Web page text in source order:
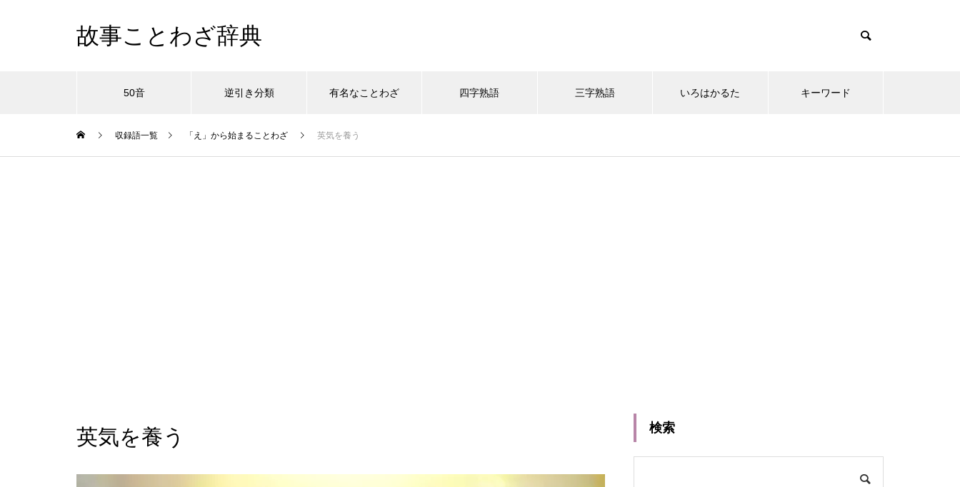
故事ことわざ辞典
50音 逆引き分類 有名なことわざ 四字熟語 三字熟語 いろはかるた キーワード
収録語一覧 「え」から始まることわざ 英気を養う
英気を養う 検索